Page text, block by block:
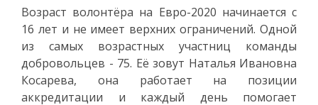
Возраст волонтёра на Евро-2020 начинается с
16 лет и не имеет верхних ограничений. Одной
из самых возрастных участниц команды
добровольцев - 75. Её зовут Наталья Ивановна
Косарева, она работает на позиции
аккредитации и каждый день помогает